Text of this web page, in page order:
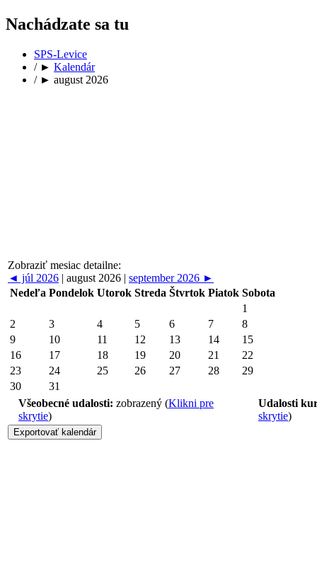
Nachádzate sa tu
SPS-Levice
/ ► Kalendár
/ ► august 2026
Zobraziť mesiac detailne:
◄ júl 2026 | august 2026 | september 2026 ►
Nedeľa Pondelok Utorok Streda Štvrtok Piatok Sobota
1
2
3 4 5 6 7
8
9
10 11 12 13 14
15
16
17 18 19 20 21
22
23
24 25 26 27 28
29
30
31
Všeobecné udalosti: zobrazený (Klikni pre
skrytie)
Udalosti
skrytie)